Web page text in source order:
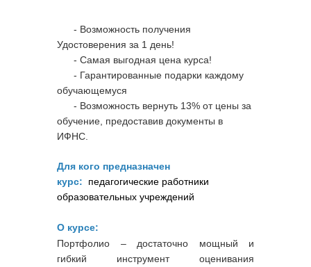
- Возможность получения
Удостоверения за 1 день!
- Самая выгодная цена курса!
- Гарантированные подарки каждому
обучающемуся
- Возможность вернуть 13% от цены за
обучение, предоставив документы в
ИФНС.
Для кого предназначен
курс:
педагогические работники
образовательных учреждений
О курсе:
Портфолио – достаточно мощный и
гибкий инструмент оценивания